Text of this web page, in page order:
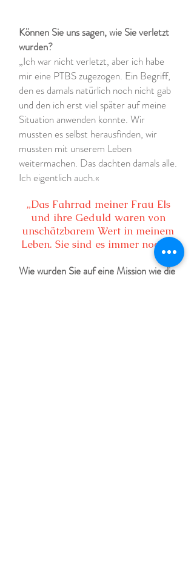
Können Sie uns sagen, wie Sie verletzt
wurden?
„Ich war nicht verletzt, aber ich habe
mir eine PTBS zugezogen. Ein Begriff,
den es damals natürlich noch nicht gab
und den ich erst viel später auf meine
Situation anwenden konnte. Wir
mussten es selbst herausfinden, wir
mussten mit unserem Leben
weitermachen. Das dachten damals alle.
Ich eigentlich auch.«
„Das Fahrrad meiner Frau Els
und ihre Geduld waren von
unschätzbarem Wert in meinem
Leben. Sie sind es immer noch!'
Wie wurden Sie auf eine Mission wie die